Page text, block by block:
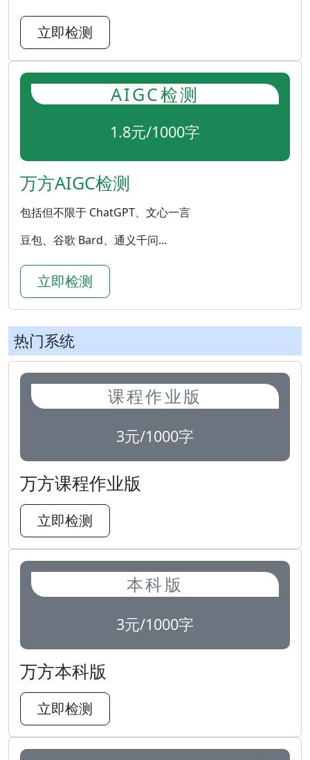
立即检测
AIGC检测
1.8元/1000字
万方AIGC检测
包括但不限于 ChatGPT、文心一言
豆包、谷歌 Bard、通义千问...
立即检测
热门系统
课程作业版
3元/1000字
万方课程作业版
立即检测
本科版
3元/1000字
万方本科版
立即检测